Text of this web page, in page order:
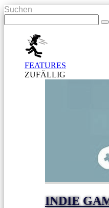
Suchen
FEATURES
ZUFÄLLIG
INDIE